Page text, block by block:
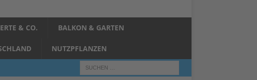
& CO. BALKON & GARTEN
NUTZPFLANZEN